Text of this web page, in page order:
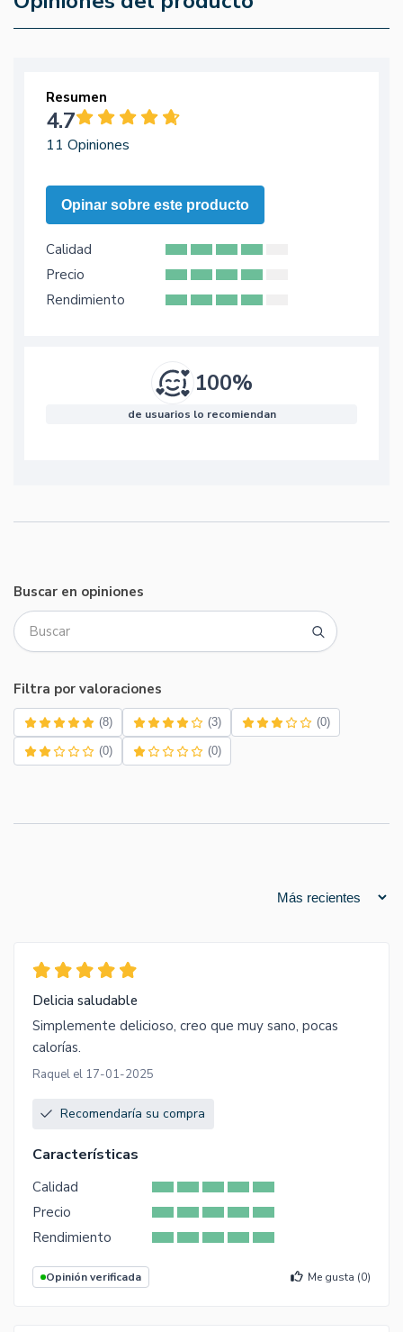
Resumen
4.7
11 Opiniones
Opinar sobre este producto
Calidad
Precio
Rendimiento
100%
de usuarios lo recomiendan
Buscar en opiniones
Filtra por valoraciones
(8) (3) (0)
(0) (0)
Delicia saludable
Simplemente delicioso, creo que muy sano, pocas
calorías.
Raquel el 17-01-2025
Recomendaría su compra
Características
Calidad
Precio
Rendimiento
Opinión verificada Me gusta (0)